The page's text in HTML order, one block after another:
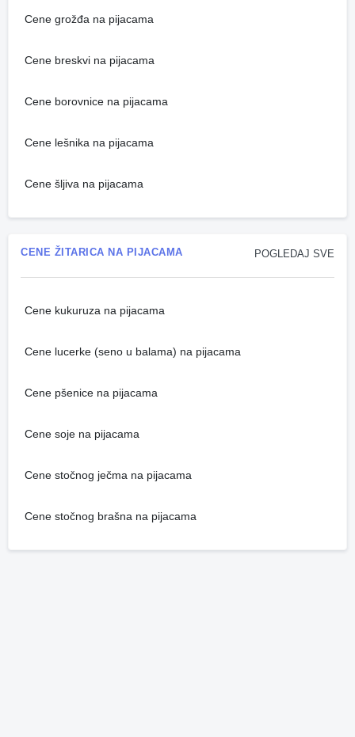
Cene grožđa na pijacama
Cene breskvi na pijacama
Cene borovnice na pijacama
Cene lešnika na pijacama
Cene šljiva na pijacama
POGLEDAJ SVE
CENE ŽITARICA NA PIJACAMA
Cene kukuruza na pijacama
Cene lucerke (seno u balama) na pijacama
Cene pšenice na pijacama
Cene soje na pijacama
Cene stočnog ječma na pijacama
Cene stočnog brašna na pijacama